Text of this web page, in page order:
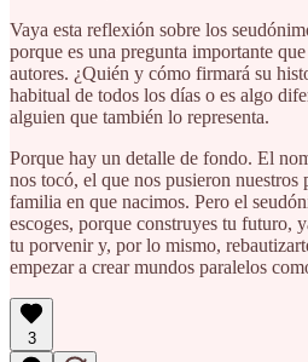
Vaya esta reflexión sobre los
porque es una pregunta importante
autores. ¿Quién y cómo firmará su
habitual de todos los días o es algo
alguien que también lo representa.
Porque hay un detalle de fondo. El
nos tocó, el que nos pusieron nuestros
familia en que nacimos. Pero el
escoges, porque construyes tu futuro,
tu porvenir y, por lo mismo,
empezar a crear mundos paralelos
3